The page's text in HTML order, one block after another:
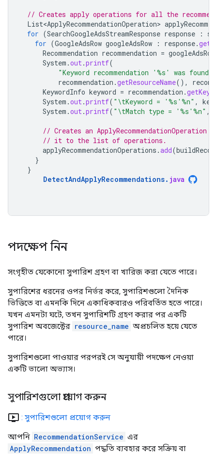
// Creates apply operations for all the
List<ApplyRecommendationOperation>
for (SearchGoogleAdsStreamResponse response :
for (GoogleAdsRow googleAdsRow : response.
Recommendation recommendation = googleAdsRow
System .out.printf(
"Keyword recommendation '%s' was found
recommendation .getResourceName(),
KeywordInfo keyword = recommendation .
System .out.printf( "\tKeyword = '%s'%n" ,
System .out.printf( "\tMatch type = '%s'%n" ,
// Creates an
// it to the list of operations.
applyRecommendationOperations .add(
}
}
DetectAndApplyRecommendations. java
পদক্ষেপ নিন
সংগৃহীত যেকোনো সুপারিশ গ্রহণ বা খারিজ করা যেতে পারে।
সুপারিশের ধরনের ওপর নির্ভর করে, সুপারিশগুলো দৈনিক
ভিত্তিতে বা এমনকি দিনে একাধিকবারও পরিবর্তিত হতে পারে।
যখন এমনটা ঘটে, তখন সুপারিশটি গ্রহণ করার পর একটি
সুপারিশ অবজেক্টের resource_name অপ্রচলিত হয়ে যেতে
পারে।
সুপারিশগুলো পাওয়ার পরপরই সে অনুযায়ী পদক্ষেপ নেওয়া
একটি ভালো অভ্যাস।
সুপারিশগুলো প্রয়োগ করুন
ondemand_video : সুপারিশগুলো প্রয়োগ করুন
আপনি RecommendationService এর
ApplyRecommendation পদ্ধতি ব্যবহার করে সক্রিয় বা